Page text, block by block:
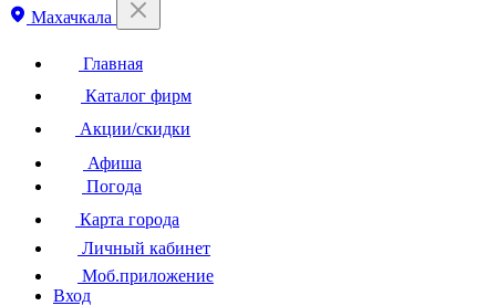
Махачкала
Главная
Каталог фирм
Акции/скидки
Афиша
Погода
Карта города
Личный кабинет
Моб.приложение
Вход